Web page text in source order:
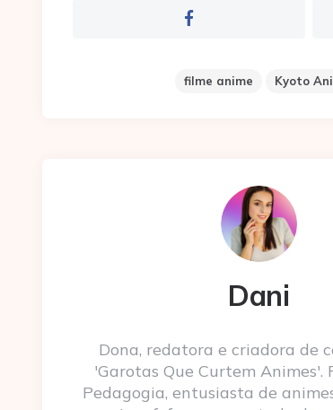
filme anime Kyoto
Dani
Dona, redatora e criadora de
'Garotas Que Curtem Animes'.
Pedagogia, entusiasta de